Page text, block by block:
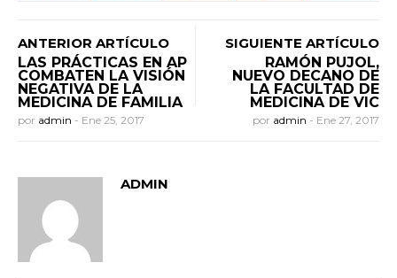
ANTERIOR ARTÍCULO
LAS PRÁCTICAS EN AP
COMBATEN LA VISIÓN
NEGATIVA DE LA
MEDICINA DE FAMILIA
por admin - Ene 25, 2017
SIGUIENTE ARTÍCULO
RAMÓN PUJOL,
NUEVO DECANO DE
LA FACULTAD DE
MEDICINA DE VIC
por admin - Ene 27, 2017
ADMIN